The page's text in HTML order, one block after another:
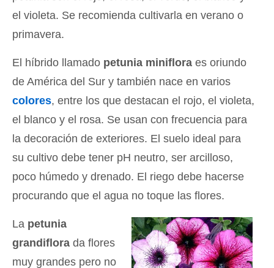
el violeta. Se recomienda cultivarla en verano o
primavera.
El híbrido llamado petunia miniflora es oriundo
de América del Sur y también nace en varios
colores, entre los que destacan el rojo, el violeta,
el blanco y el rosa. Se usan con frecuencia para
la decoración de exteriores. El suelo ideal para
su cultivo debe tener pH neutro, ser arcilloso,
poco húmedo y drenado. El riego debe hacerse
procurando que el agua no toque las flores.
La petunia
grandiflora da flores
muy grandes pero no